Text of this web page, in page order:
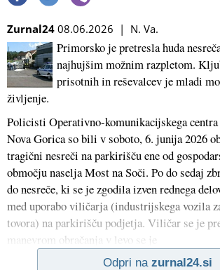
Zurnal24 08.06.2026 | N. Va.
Primorsko je pretresla huda
najhujšim možnim razpletom.
prisotnih in reševalcev je mladi
življenje.
Policisti Operativno-komunikacijskega
Nova Gorica so bili v soboto, 6. junija 2026
tragični nesreči na parkirišču ene od
območju naselja Most na Soči. Po do sedaj
do nesreče, ki se je zgodila izven rednega
med uporabo viličarja (industrijskega vozila
tovora) na parkirišču podjetja. Viličar se je
manevrom obračanja v levo se je
Odpri na zurnal24.si